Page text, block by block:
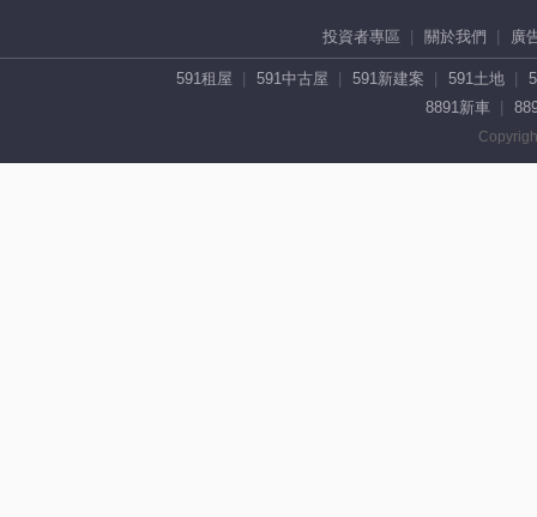
投資者專區 關於我們 廣
591租屋 591中古屋 591新建案 591土地
8891新車